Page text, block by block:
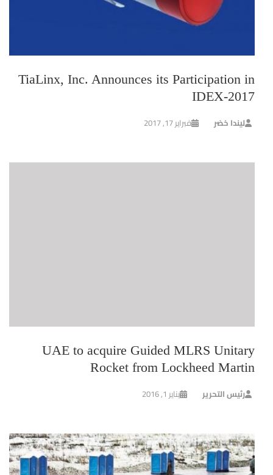
TiaLinx, Inc. Announces its Participation in
IDEX-2017
ليندا خضر فبراير 17, 2017
UAE to acquire Guided MLRS Unitary
Rocket from Lockheed Martin
رئيس التحرير يناير 1, 2016